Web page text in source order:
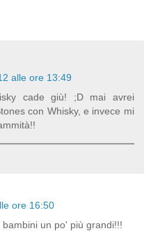
alle ore 13:49
cade giù! ;D mai avrei
con Whisky, e invece mi
ore 16:50
un po' più grandi!!!